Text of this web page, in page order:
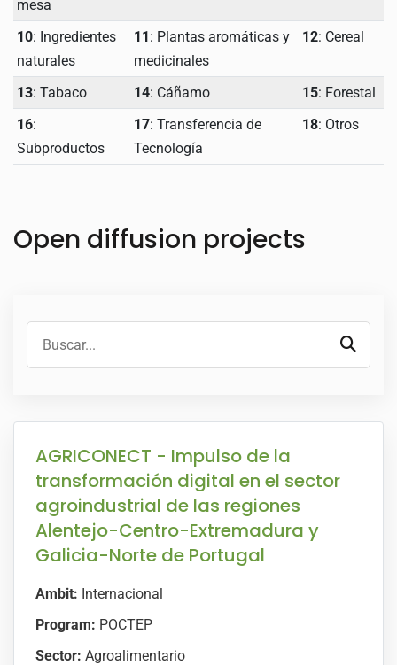
mesa
10: Ingredientes
naturales
11: Plantas aromáticas y
medicinales
12: Cereal
13: Tabaco 14: Cáñamo 15: Forestal
16:
Subproductos
17: Transferencia de
Tecnología
18: Otros
Open diffusion projects
AGRICONECT - Impulso de la
transformación digital en el sector
agroindustrial de las regiones
Alentejo-Centro-Extremadura y
Galicia-Norte de Portugal
Ambit: Internacional
Program: POCTEP
Sector: Agroalimentario